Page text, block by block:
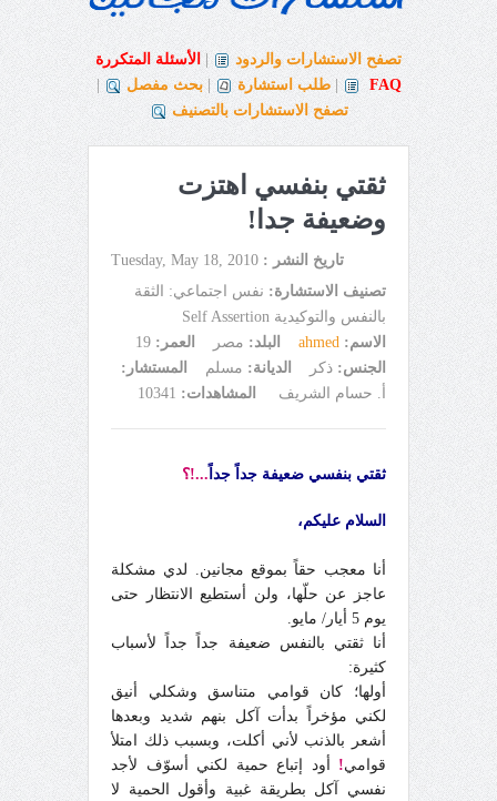
تصفح الاستشارات والردود
الأسئلة المتكررة
FAQ
طلب استشارة بحث مفصل
تصفح الاستشارات بالتصنيف
ثقتي بنفسي اهتزت
وضعيفة جدا!
تاريخ النشر : Tuesday, May 18, 2010
تصنيف الاستشارة: نفس اجتماعي: الثقة
بالنفس والتوكيدية Self Assertion
الاسم: ahmed البلد: مصر العمر: 19
الجنس: ذكر الديانة: مسلم
المستشار:
أ. حسام الشريف
المشاهدات: 10341
ثقتي بنفسي ضعيفة جداً جداً ...!؟
السلام عليكم،
أنا معجب حقاً بموقع مجانين. لدي مشكلة
عاجز عن حلّها، ولن أستطيع الانتظار حتى
يوم 5 أيار/ مايو.
أنا ثقتي بالنفس ضعيفة جداً جداً لأسباب
كثيرة:
أولها؛ كان قوامي متناسق وشكلي أنيق
لكني مؤخراً بدأت آكل بنهم شديد وبعدها
أشعر بالذنب لأني أكلت، وبسبب ذلك امتلأ
قوامي! أود إتباع حمية لكني أسوّف لأجد
نفسي آكل بطريقة غبية وأقول الحمية لا